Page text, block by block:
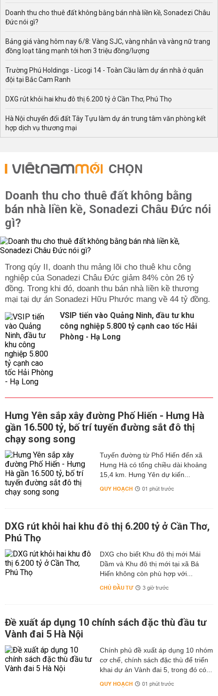
Doanh thu cho thuê đất không bằng bán nhà liền kề, Sonadezi Châu
Đức nói gì?
Bảng giá vàng hôm nay 6/8: Vàng SJC, vàng nhẫn và vàng nữ trang
đồng loạt tăng mạnh tới hơn 3 triệu đồng/lượng
Trường Phú Holdings - Licogi 14 - Toàn Cầu làm dự án nhà ở quân
đội tại Bắc Cam Ranh
DXG rút khỏi hai khu đô thị 6.200 tỷ ở Cần Thơ, Phú Thọ
Hà Nội chuyển đổi đất Tây Tựu làm dự án trung tâm văn phòng kết
hợp dịch vụ thương mại
CHỌN
Doanh thu cho thuê đất không bằng
bán nhà liền kề, Sonadezi Châu Đức nói
gì?
Trong qúy II, doanh thu mảng lõi cho thuê khu công
nghiệp của Sonadezi Châu Đức giảm 84% còn 26 tỷ
đồng. Trong khi đó, doanh thu bán nhà liền kề thương
mại tại dự án Sonadezi Hữu Phước mang về 44 tỷ đồng.
VSIP tiến vào Quảng Ninh, đầu tư khu
công nghiệp 5.800 tỷ cạnh cao tốc Hải
Phòng - Hạ Long
Hưng Yên sắp xây đường Phố Hiến - Hưng Hà
gần 16.500 tỷ, bố trí tuyến đường sắt đô thị
chạy song song
Tuyến đường từ Phố Hiến đến xã
Hưng Hà có tổng chiều dài khoảng
15,4 km. Hưng Yên dự kiến...
QUY HOẠCH 01 phút trước
DXG rút khỏi hai khu đô thị 6.200 tỷ ở Cần Thơ,
Phú Thọ
DXG cho biết Khu đô thị mới Mái
Dầm và Khu đô thị mới tại xã Bá
Hiến không còn phù hợp với...
CHỦ ĐẦU TƯ 3 giờ trước
Đề xuất áp dụng 10 chính sách đặc thù đầu tư
Vành đai 5 Hà Nội
Chính phủ đề xuất áp dụng 10 nhóm
cơ chế, chính sách đặc thù để triển
khai dự án Vành đai 5, trong đó có...
QUY HOẠCH 01 phút trước